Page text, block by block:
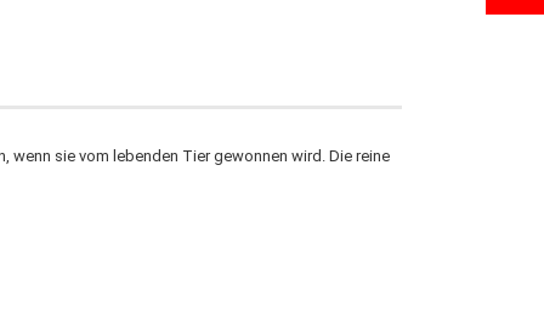
sie vom lebenden Tier gewonnen wird. Die reine